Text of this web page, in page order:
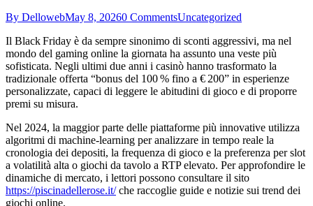
By DellowebMay 8, 20260 CommentsUncategorized
Il Black Friday è da sempre sinonimo di sconti aggressivi, ma nel
mondo del gaming online la giornata ha assunto una veste più
sofisticata. Negli ultimi due anni i casinò hanno trasformato la
tradizionale offerta “bonus del 100 % fino a € 200” in esperienze
personalizzate, capaci di leggere le abitudini di gioco e di proporre
premi su misura.
Nel 2024, la maggior parte delle piattaforme più innovative utilizza
algoritmi di machine‑learning per analizzare in tempo reale la
cronologia dei depositi, la frequenza di gioco e la preferenza per slot
a volatilità alta o giochi da tavolo a RTP elevato. Per approfondire le
dinamiche di mercato, i lettori possono consultare il sito
https://piscinadellerose.it/che raccoglie guide e notizie sui trend dei
giochi online.